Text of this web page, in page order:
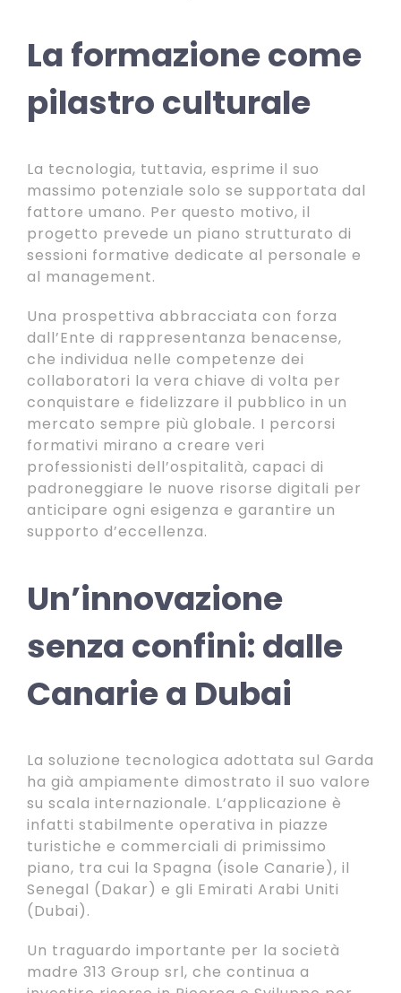
La formazione come
pilastro culturale
La tecnologia, tuttavia, esprime il suo
massimo potenziale solo se supportata dal
fattore umano. Per questo motivo, il
progetto prevede un piano strutturato di
sessioni formative dedicate al personale e
al management.
Una prospettiva abbracciata con forza
dall’Ente di rappresentanza benacense,
che individua nelle competenze dei
collaboratori la vera chiave di volta per
conquistare e fidelizzare il pubblico in un
mercato sempre più globale. I percorsi
formativi mirano a creare veri
professionisti dell’ospitalità, capaci di
padroneggiare le nuove risorse digitali per
anticipare ogni esigenza e garantire un
supporto d’eccellenza.
Un’innovazione
senza confini: dalle
Canarie a Dubai
La soluzione tecnologica adottata sul Garda
ha già ampiamente dimostrato il suo valore
su scala internazionale. L’applicazione è
infatti stabilmente operativa in piazze
turistiche e commerciali di primissimo
piano, tra cui la Spagna (isole Canarie), il
Senegal (Dakar) e gli Emirati Arabi Uniti
(Dubai).
Un traguardo importante per la società
madre 313 Group srl, che continua a